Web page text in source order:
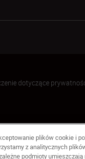
dotyczące
plików cookie i
z analitycznych
podmioty